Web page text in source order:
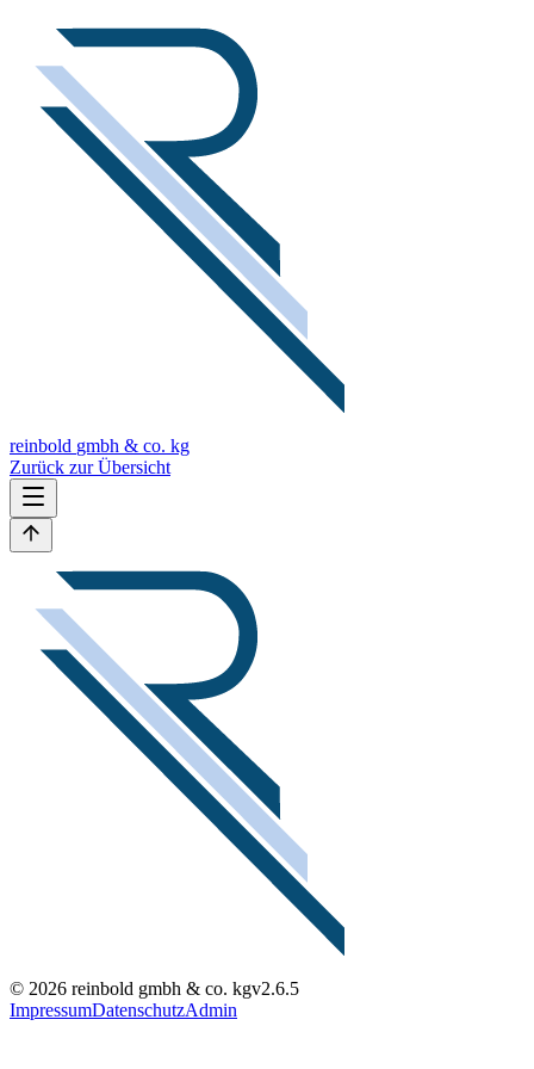
reinbold gmbh & co. kg
Zurück zur Übersicht
© 2026 reinbold gmbh & co. kgv2.6.5
ImpressumDatenschutzAdmin